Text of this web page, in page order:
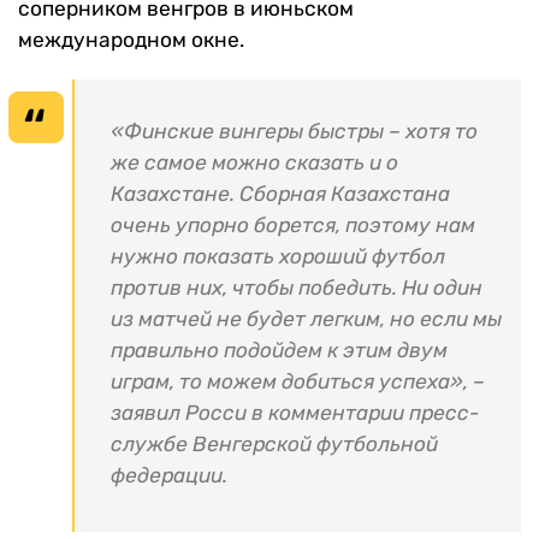
соперником венгров в июньском
международном окне.
«Финские вингеры быстры – хотя то
же самое можно сказать и о
Казахстане. Сборная Казахстана
очень упорно борется, поэтому нам
нужно показать хороший футбол
против них, чтобы победить. Ни один
из матчей не будет легким, но если мы
правильно подойдем к этим двум
играм, то можем добиться успеха», –
заявил Росси в комментарии пресс-
службе Венгерской футбольной
федерации.